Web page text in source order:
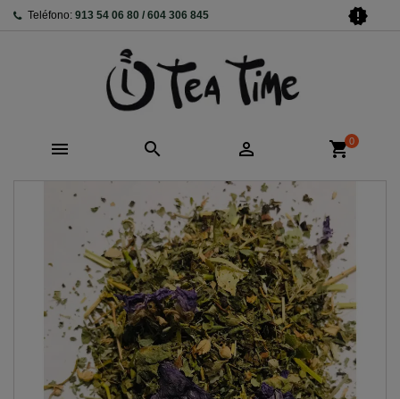
Teléfono: 913 54 06 80 / 604 306 845 new_releases
   shopping_cart0